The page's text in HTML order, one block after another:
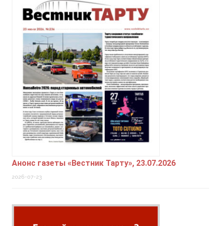
Анонс газеты «Вестник Тарту», 23.07.2026
2026-07-23